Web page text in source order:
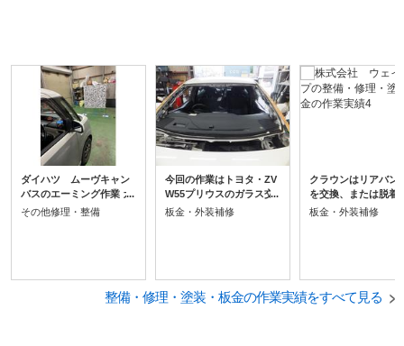
ダイハツ ムーヴキャン
バスのエーミング作業 ガ
ラス交換をした為エーミ
とはスキャンツールをポ
チポチと、、、 ステレオ
その他修理・整備
今回の作業はトヨタ・ZV
W55プリウスのガラス交
換・エーミング作業。 飛
板金・外装補修
クラウンはリアバン
を交換、または脱着
場合は エーミング作
ります。 (バンパー
した場合・・・・・)
板金・外装補修
整備・修理・塗装・板金の作業実績をすべて見る